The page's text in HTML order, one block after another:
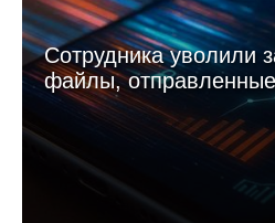
Сотрудника уволили
файлы,